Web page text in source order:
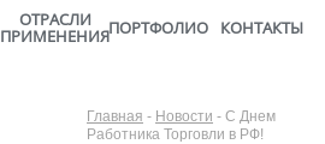
ОТРАСЛИ
ПРИМЕНЕНИЯПОРТФОЛИО КОНТАКТЫ
Главная - Новости - С Днем
Работника Торговли в РФ!